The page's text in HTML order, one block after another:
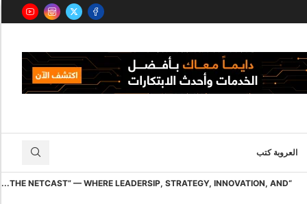
العروبة كتب
“THE NETCAST” — WHERE LEADERSIP, STRATEGY, INNOVATION, AND...